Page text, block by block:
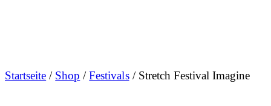
Startseite / Shop /Festivals/ Stretch Festival Imagine